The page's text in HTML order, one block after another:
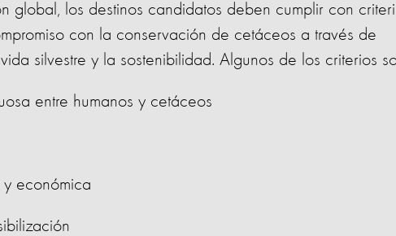
global, los destinos candidatos deben cumplir con
con la conservación de cetáceos a través de
silvestre y la sostenibilidad. Algunos de los criterios
entre humanos y cetáceos
y económica